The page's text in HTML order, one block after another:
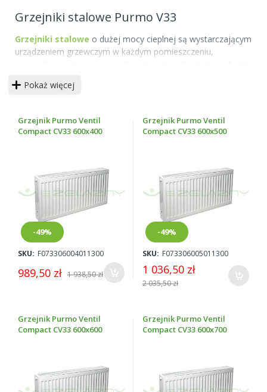
Grzejniki stalowe Purmo V33
Grzejniki stalowe o dużej mocy cieplnej są wystarczającym
urządzeniem grzewczym w każdym pomieszczeniu,
ogrzewania, są też dekoracją wnętrz. Szeroki wybór różnych
szybki dobór odpowiednich grzejników do wielkości
pomieszczenia i własnych preferencji. Wszystkie
Pokaż więcej
Grzejnik Purmo Ventil
Compact CV33 600x400
-49%
SKU: F073306004011300
989,50 zł 1 938,50 zł
Grzejnik Purmo Ventil
Compact CV33 600x500
-49%
SKU: F073306005011300
1 036,50 zł
2 035,50 zł
Grzejnik Purmo Ventil
Compact CV33 600x600
Grzejnik Purmo Ventil
Compact CV33 600x700